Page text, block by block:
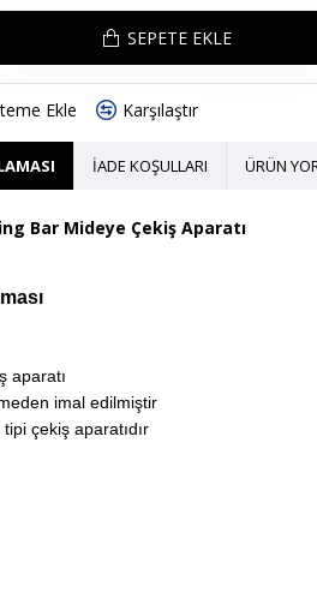
SEPETE EKLE
Ekle Karşılaştır
İADE KOŞULLARI ÜRÜN
Bar Mideye Çekiş Aparatı
aparatı
imal edilmiştir
çekiş aparatıdır